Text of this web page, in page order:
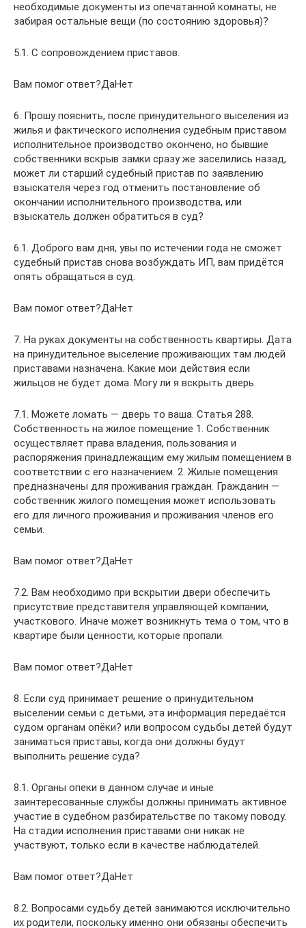
необходимые документы из опечатанной комнаты, не
забирая остальные вещи (по состоянию здоровья)?
5.1. С сопровождением приставов.
Вам помог ответ?ДаНет
6. Прошу пояснить, после принудительного выселения из
жилья и фактического исполнения судебным приставом
исполнительное производство окончено, но бывшие
собственники вскрыв замки сразу же заселились назад,
может ли старший судебный пристав по заявлению
взыскателя через год отменить постановление об
окончании исполнительного производства, или
взыскатель должен обратиться в суд?
6.1. Доброго вам дня, увы по истечении года не сможет
судебный пристав снова возбуждать ИП, вам придётся
опять обращаться в суд.
Вам помог ответ?ДаНет
7. На руках документы на собственность квартиры. Дата
на принудительное выселение проживающих там людей
приставами назначена. Какие мои действия если
жильцов не будет дома. Могу ли я вскрыть дверь.
7.1. Можете ломать — дверь то ваша. Статья 288.
Собственность на жилое помещение 1. Собственник
осуществляет права владения, пользования и
распоряжения принадлежащим ему жилым помещением в
соответствии с его назначением. 2. Жилые помещения
предназначены для проживания граждан. Гражданин —
собственник жилого помещения может использовать
его для личного проживания и проживания членов его
семьи.
Вам помог ответ?ДаНет
7.2. Вам необходимо при вскрытии двери обеспечить
присутствие представителя управляющей компании,
участкового. Иначе может возникнуть тема о том, что в
квартире были ценности, которые пропали.
Вам помог ответ?ДаНет
8. Если суд принимает решение о принудительном
выселении семьи с детьми, эта информация передаётся
судом органам опёки? или вопросом судьбы детей будут
заниматься приставы, когда они должны будут
выполнить решение суда?
8.1. Органы опеки в данном случае и иные
заинтересованные службы должны принимать активное
участие в судебном разбирательстве по такому поводу.
На стадии исполнения приставами они никак не
участвуют, только если в качестве наблюдателей.
Вам помог ответ?ДаНет
8.2. Вопросами судьбу детей занимаются исключительно
их родители, поскольку именно они обязаны обеспечить